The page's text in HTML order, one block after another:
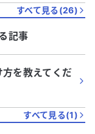
すべて見る(26)
記事
を教えてくだ
すべて見る(1)